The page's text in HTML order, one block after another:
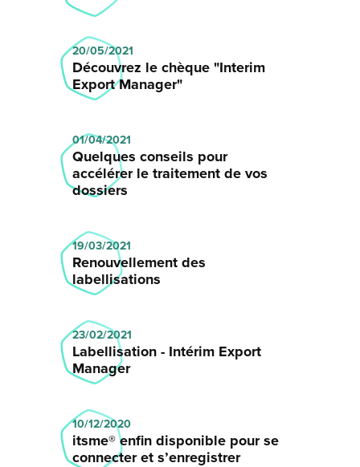
20/05/2021
Découvrez le chèque "Interim
Export Manager"
01/04/2021
Quelques conseils pour
accélérer le traitement de vos
dossiers
19/03/2021
Renouvellement des
labellisations
23/02/2021
Labellisation - Intérim Export
Manager
10/12/2020
itsme® enfin disponible pour se
connecter et s’enregistrer